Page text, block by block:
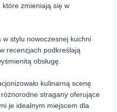
zmieniają się w
stylu nowoczesnej kuchni
recenzjach podkreślają
obsługę.
kulinarną scenę
stragany oferujące
je idealnym miejscem dla